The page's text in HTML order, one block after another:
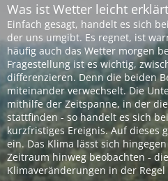
Was ist Wetter leicht
Einfach gesagt, handelt es sich
der uns umgibt. Es regnet, ist
häufig auch das Wetter morgen
Fragestellung ist es wichtig,
differenzieren. Denn die beiden
miteinander verwechselt. Die
mithilfe der Zeitspanne, in der
stattfinden - so handelt es sich
kurzfristiges Ereignis. Auf dieses
ein. Das Klima lässt sich
Zeitraum hinweg beobachten -
Klimaveränderungen in der